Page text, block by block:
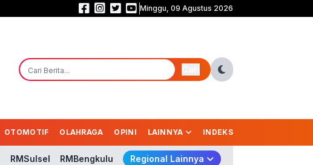
Pernah Terkendala Biaya Sekolah, Andra Soni Kini Perjuangkan
Minggu, 09 Agustus 2026
OTOMOTIF OLAHRAGA OPINI LAINNYA INDEKS
RMSulsel RMBengkulu Regional Lainnya